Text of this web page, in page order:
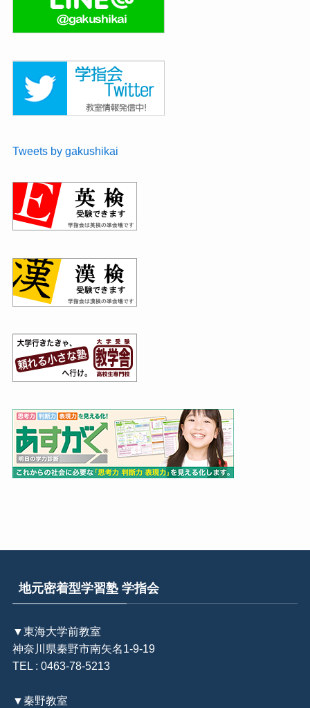
Tweets by gakushikai
地元密着型学習塾 学指会
▼東海大学前教室
神奈川県秦野市南矢名1-9-19
TEL : 0463-78-5213
▼秦野教室